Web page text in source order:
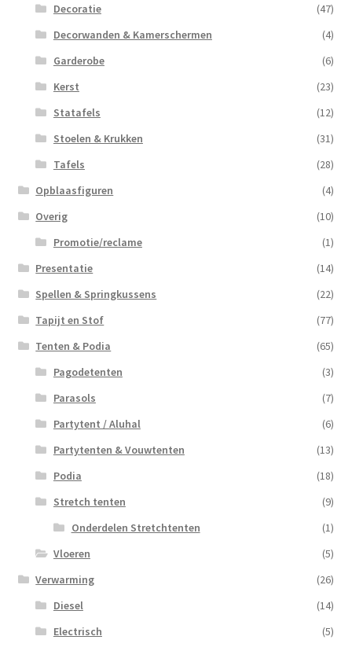
Decoratie
(47)
Decorwanden & Kamerschermen
(4)
Garderobe
(6)
Kerst
(23)
Statafels
(12)
Stoelen & Krukken
(31)
Tafels
(28)
Opblaasfiguren
(4)
Overig
(10)
Promotie/reclame
(1)
Presentatie
(14)
Spellen & Springkussens
(22)
Tapijt en Stof
(77)
Tenten & Podia
(65)
Pagodetenten
(3)
Parasols
(7)
Partytent / Aluhal
(6)
Partytenten & Vouwtenten
(13)
Podia
(18)
Stretch tenten
(9)
Onderdelen Stretchtenten
(1)
Vloeren
(5)
Verwarming
(26)
Diesel
(14)
Electrisch
(5)